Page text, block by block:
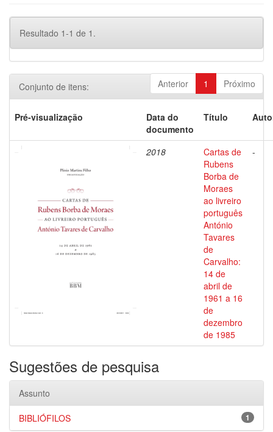
Resultado 1-1 de 1.
Anterior 1 Próximo
Conjunto de itens:
Pré-visualização
Data do
documento
Título
2018
Cartas de
Rubens
Borba de
Moraes
ao livreiro
português
António
Tavares
de
Carvalho:
14 de
abril de
1961 a 16
de
dezembro
de 1985
-
Sugestões de pesquisa
Assunto
1
BIBLIÓFILOS